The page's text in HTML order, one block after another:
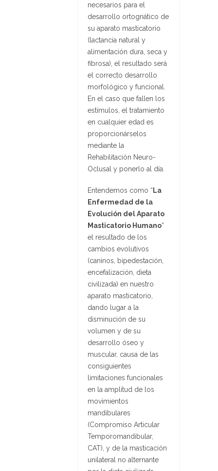
necesarios para el
desarrollo ortognático de
su aparato masticatorio
(lactancia natural y
alimentación dura, seca y
fibrosa), el resultado será
el correcto desarrollo
morfológico y funcional.
En el caso que fallen los
estímulos, el tratamiento
en cualquier edad es
proporcionárselos
mediante la
Rehabilitación Neuro-
Oclusal y ponerlo al día.
Entendemos como “ La
Enfermedad de la
Evolución del Aparato
Masticatorio Humano”
el resultado de los
cambios evolutivos
(caninos, bipedestación,
encefalización, dieta
civilizada) en nuestro
aparato masticatorio,
dando lugar a la
disminución de su
volumen y de su
desarrollo óseo y
muscular, causa de las
consiguientes
limitaciones funcionales
en la amplitud de los
movimientos
mandibulares
(Compromiso Articular
Temporomandibular,
CAT), y de la masticación
unilateral no alternante